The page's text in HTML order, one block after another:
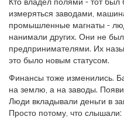
измеряться заводами,
промышленные магнаты -
нанимали других. Они не
предпринимателями. Их
это было новым статусом.
Финансы тоже изменились.
на землю, а на заводы.
Люди вкладывали деньги в
Просто потому, что